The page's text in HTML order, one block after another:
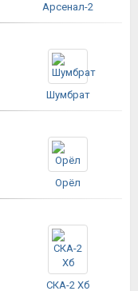
Арсенал-2
Шумбрат
Орёл
СКА-2 Хб